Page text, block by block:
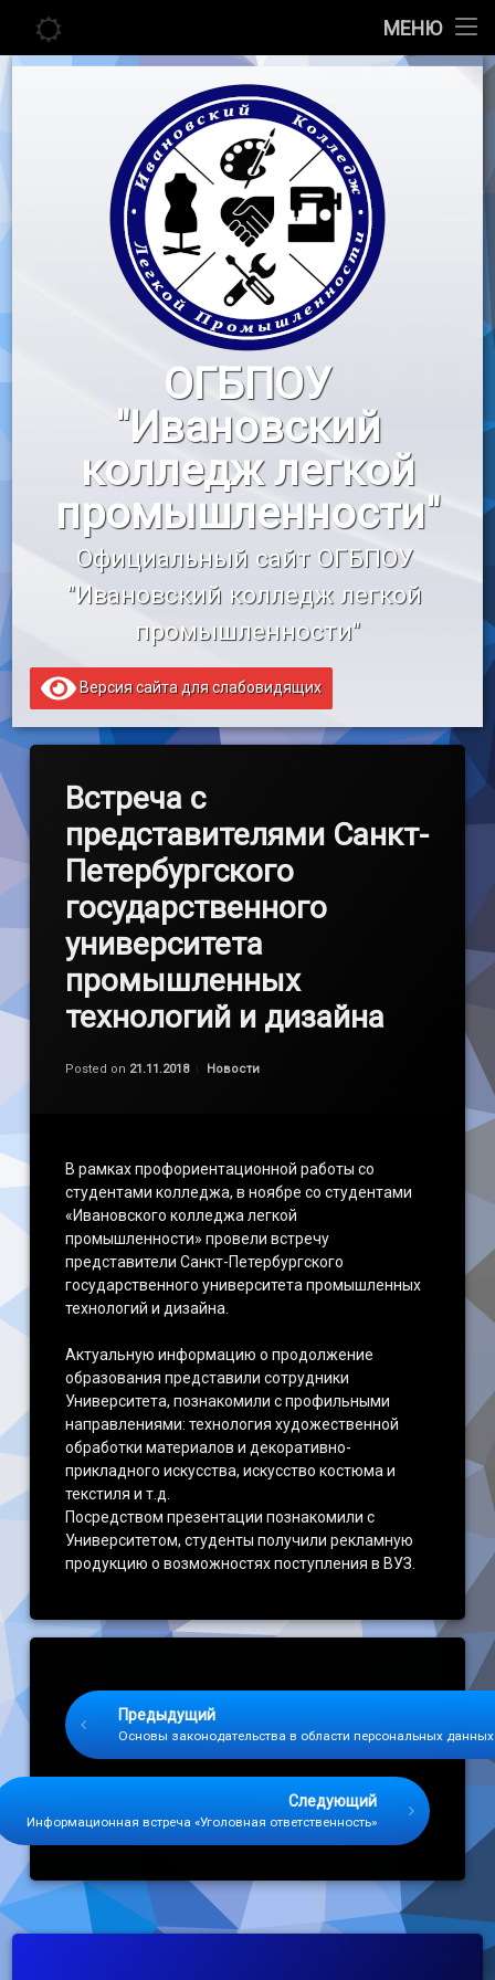
МЕНЮ
Главная
Педагогу
Воспитательная работа
«Профессионалы»
«Профессионалитет»
Образовательный кредит
Перейти
ОГБПОУ
"Ивановский
колледж легкой
промышленности"
Официальный сайт ОГБПОУ
"Ивановский колледж легкой
промышленности"
Версия сайта для слабовидящих
Встреча с
представителями Санкт-
Петербургского
государственного
университета
промышленных
технологий и дизайна
Posted on 21.11.2018
by
Категории:
Новости
В рамках профориентационной работы со
студентами колледжа, в ноябре со студентами
«Ивановского колледжа легкой
промышленности» провели встречу
представители Санкт-Петербургского
государственного университета промышленных
технологий и дизайна.
Актуальную информацию о продолжение
образования представили сотрудники
Университета, познакомили с профильными
направлениями: технология художественной
обработки материалов и декоративно-
прикладного искусства, искусство костюма и
текстиля и т.д.
Посредством презентации познакомили с
Университетом, студенты получили рекламную
продукцию о возможностях поступления в ВУЗ.
Предыдущий
Основы законодательства в области персональных данных
Следующий
Информационная встреча «Уголовная ответственность»